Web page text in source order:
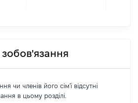
зобов'язання
чи членів його сім'ї відсутні
в цьому розділі.